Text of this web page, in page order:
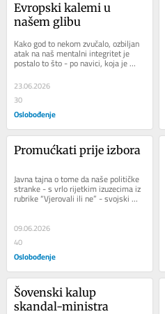
Evropski kalemi u
našem glibu
Kako god to nekom zvučalo, ozbiljan
atak na naš mentalni integritet je
postalo to što - po navici, koja je
daleko od suvislog odnosa prema toj
temi...
23.06.2026
30
Oslobođenje
Promućkati prije izbora
Javna tajna o tome da naše političke
stranke - s vrlo rijetkim izuzecima iz
rubrike “Vjerovali ili ne” - svojski
zasuču rukave u...
09.06.2026
40
Oslobođenje
Šovenski kalup
skandal-ministra